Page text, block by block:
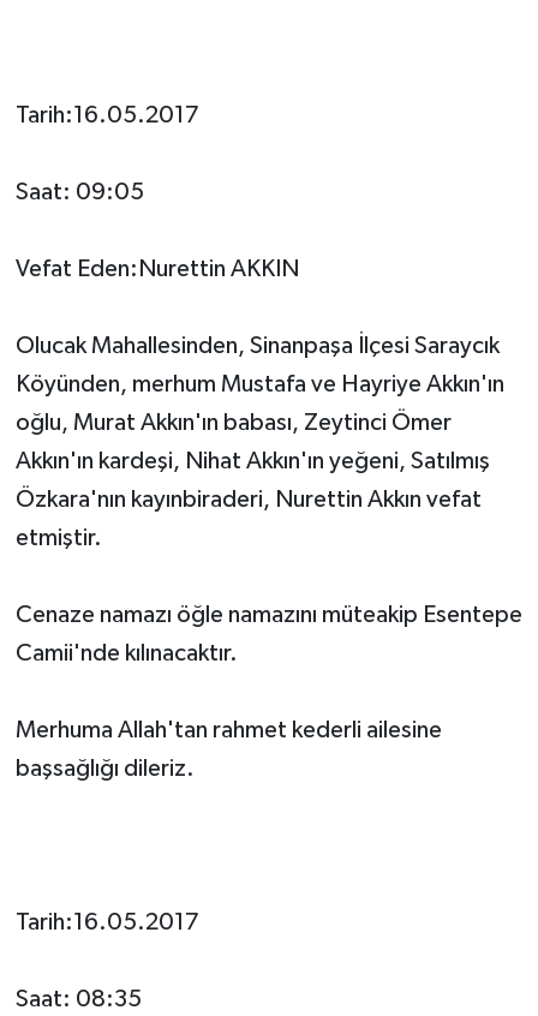
Tarih:16.05.2017
Saat: 09:05
Vefat Eden:Nurettin AKKIN
Olucak Mahallesinden, Sinanpaşa İlçesi Saraycık
Köyünden, merhum Mustafa ve Hayriye Akkın'ın
oğlu, Murat Akkın'ın babası, Zeytinci Ömer
Akkın'ın kardeşi, Nihat Akkın'ın yeğeni, Satılmış
Özkara'nın kayınbiraderi, Nurettin Akkın vefat
etmiştir.
Cenaze namazı öğle namazını müteakip Esentepe
Camii'nde kılınacaktır.
Merhuma Allah'tan rahmet kederli ailesine
başsağlığı dileriz.
Tarih:16.05.2017
Saat: 08:35